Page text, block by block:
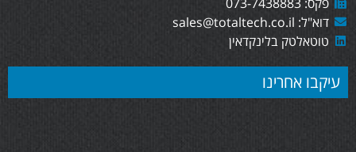
דוא"ל: sales@totaltech.co.il
טוטאלטק בלינקדאין
עיקבו אחרינו